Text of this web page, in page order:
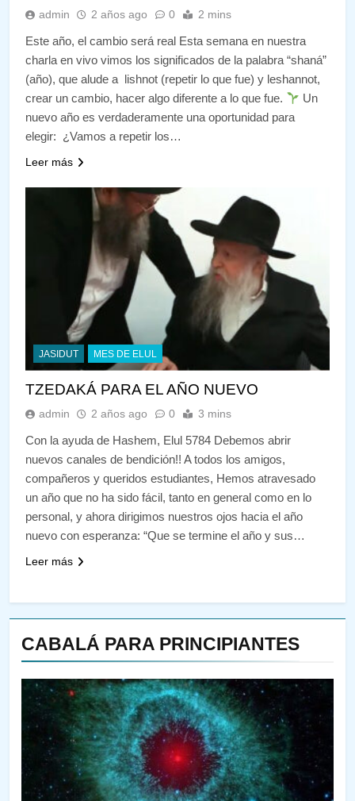
CABALÁ PARA PRINCIPIANTES
¿QUIÉN ES SABIO? EL QUE
VE LO QUE VA A NACER
PENSAMIENTO JUDÍO PIRKEI AVOT
admin 2 años ago 0 2 mins
Este año, el cambio será real Esta semana en nuestra
charla en vivo vimos los significados de la palabra “shaná”
(año), que alude a lishnot (repetir lo que fue) y leshannot,
crear un cambio, hacer algo diferente a lo que fue.
Un
nuevo año es verdaderamente una oportunidad para
elegir: ¿Vamos a repetir los…
Leer más
JASIDUT MES DE ELUL
TZEDAKÁ PARA EL AÑO NUEVO
admin 2 años ago 0 3 mins
Con la ayuda de Hashem, Elul 5784 Debemos abrir
nuevos canales de bendición!! A todos los amigos,
compañeros y queridos estudiantes, Hemos atravesado
un año que no ha sido fácil, tanto en general como en lo
personal, y ahora dirigimos nuestros ojos hacia el año
nuevo con esperanza: “Que se termine el año y sus…
Leer más